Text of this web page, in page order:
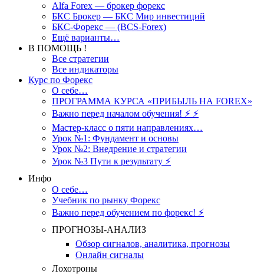
Alfa Forex — брокер форекс
БКС Брокер — БКС Мир инвестиций
БКС-Форекс — (BCS-Forex)
Ещё варианты…
В ПОМОЩЬ !
Все стратегии
Все индикаторы
Курс по Форекс
О себе…
ПРОГРАММА КУРСА «ПРИБЫЛЬ НА FOREX»
Важно перед началом обучения! ⚡ ⚡
Мастер-класс о пяти направлениях…
Урок №1: Фундамент и основы
Урок №2: Внедрение и стратегии
Урок №3 Пути к результату ⚡️
Инфо
О себе…
Учебник по рынку Форекс
Важно перед обучением по форекс! ⚡
ПРОГНОЗЫ-АНАЛИЗ
Обзор сигналов, аналитика, прогнозы
Онлайн сигналы
Лохотроны